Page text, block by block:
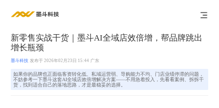
新零售实战干货｜墨斗AI全域店效倍增，帮品牌跳出
增长瓶颈
墨斗科技 发布于 2026年02月23日 15:44 广东
如果你的品牌也正面临客资转化低、私域运营弱、导购能力不均、门店业绩停滞的问题，
不妨参考一下墨斗这套AI全域店效倍增解决方案——不用急着投入，先看看案例、拆拆干
货，找到适合自己的落地思路，才是最稳妥的选择。